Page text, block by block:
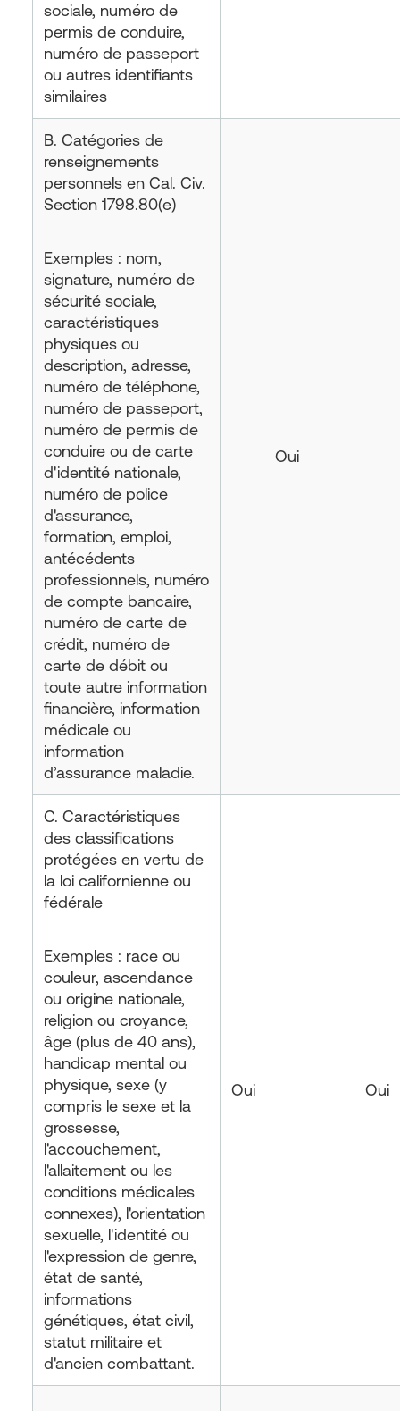
sociale, numéro de
permis de conduire,
numéro de passeport
ou autres identifiants
similaires
B. Catégories de
renseignements
personnels en Cal. Civ.
Section 1798.80(e)
Exemples : nom,
signature, numéro de
sécurité sociale,
caractéristiques
physiques ou
description, adresse,
numéro de téléphone,
numéro de passeport,
numéro de permis de
conduire ou de carte
d'identité nationale,
numéro de police
d'assurance,
formation, emploi,
antécédents
professionnels, numéro
de compte bancaire,
numéro de carte de
crédit, numéro de
carte de débit ou
toute autre information
financière, information
médicale ou
information
d’assurance maladie.
Oui
C. Caractéristiques
des classifications
protégées en vertu de
la loi californienne ou
fédérale
Exemples : race ou
couleur, ascendance
ou origine nationale,
religion ou croyance,
âge (plus de 40 ans),
handicap mental ou
physique, sexe (y
compris le sexe et la
grossesse,
l'accouchement,
l'allaitement ou les
conditions médicales
connexes), l'orientation
sexuelle, l'identité ou
l'expression de genre,
état de santé,
informations
génétiques, état civil,
statut militaire et
d'ancien combattant.
Oui Oui